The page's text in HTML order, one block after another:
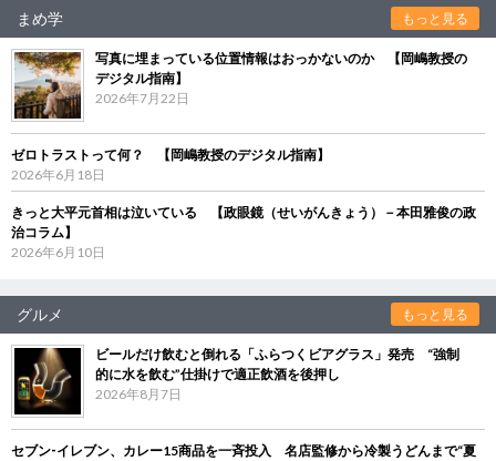
まめ学 もっと見る
写真に埋まっている位置情報はおっかないのか 【岡嶋教授の
デジタル指南】
2026年7月22日
ゼロトラストって何？ 【岡嶋教授のデジタル指南】
2026年6月18日
きっと大平元首相は泣いている 【政眼鏡（せいがんきょう）－本田雅俊の政
治コラム】
2026年6月10日
グルメ もっと見る
ビールだけ飲むと倒れる「ふらつくビアグラス」発売 “強制
的に水を飲む”仕掛けで適正飲酒を後押し
2026年8月7日
セブン‐イレブン、カレー15商品を一斉投入 名店監修から冷製うどんまで“夏